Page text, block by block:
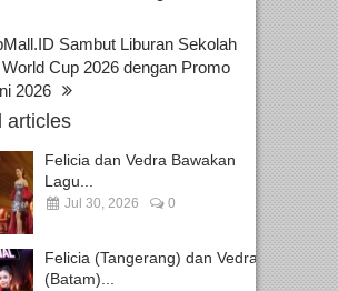
Sambut Liburan Sekolah
Cup 2026 dengan Promo
2026
articles
Felicia dan Vedra Bawakan
Lagu...
Jul 30, 2026 0
Felicia (Tangerang) dan Vedra
(Batam)...